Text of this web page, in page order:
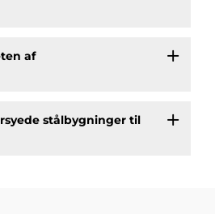
af
stålbygninger til